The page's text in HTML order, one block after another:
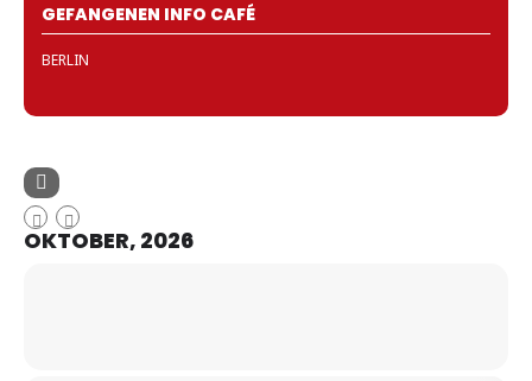
GEFANGENEN INFO CAFÉ
BERLIN
OKTOBER, 2026